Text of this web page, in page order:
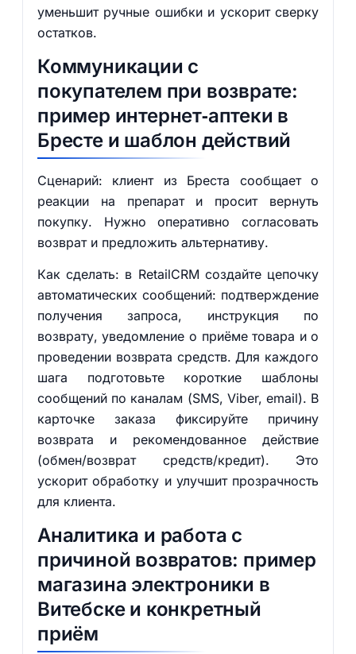
уменьшит ручные ошибки и ускорит сверку
остатков.
Коммуникации с
покупателем при возврате:
пример интернет‑аптеки в
Бресте и шаблон действий
Сценарий: клиент из Бреста сообщает о
реакции на препарат и просит вернуть
покупку. Нужно оперативно согласовать
возврат и предложить альтернативу.
Как сделать: в RetailCRM создайте цепочку
автоматических сообщений: подтверждение
получения запроса, инструкция по
возврату, уведомление о приёме товара и о
проведении возврата средств. Для каждого
шага подготовьте короткие шаблоны
сообщений по каналам (SMS, Viber, email). В
карточке заказа фиксируйте причину
возврата и рекомендованное действие
(обмен/возврат средств/кредит). Это
ускорит обработку и улучшит прозрачность
для клиента.
Аналитика и работа с
причиной возвратов: пример
магазина электроники в
Витебске и конкретный
приём